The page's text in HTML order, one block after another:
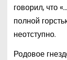
говорил, что
полной
неотступно.
Родовое